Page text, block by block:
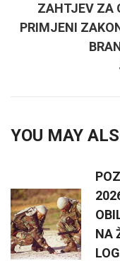
ZAHTJEV ZA
PRIMJENI
YOU MAY
NA